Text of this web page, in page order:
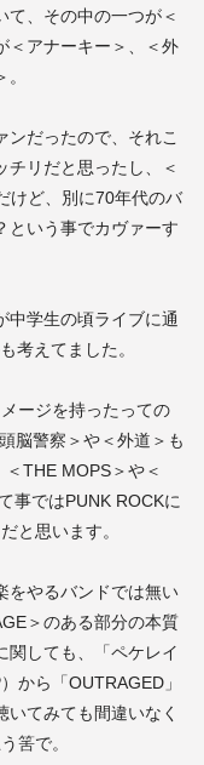
て、その中の一つが＜
＜アナーキー＞、＜外
ンだったので、それこ
チリだと思ったし、＜
けど、別に70年代のバ
という事でカヴァーす
中学生の頃ライブに通
考えてました。
ージを持ったっての
脳警察＞や＜外道＞も
THE MOPS＞や＜
事ではPUNK ROCKに
と思います。
をやるバンドでは無い
＞のある部分の本質
関しても、「ペケレイ
）から「OUTRAGED」
いてみても間違いなく
筈で。